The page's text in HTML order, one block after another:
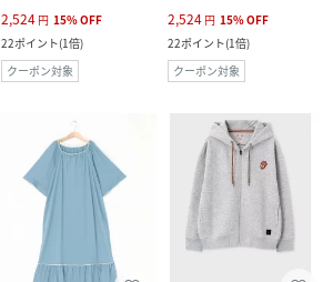
2,524 円 15%OFF
22ポイント(1倍)
クーポン対象
2,524 円 15%OFF
22ポイント(1倍)
クーポン対象